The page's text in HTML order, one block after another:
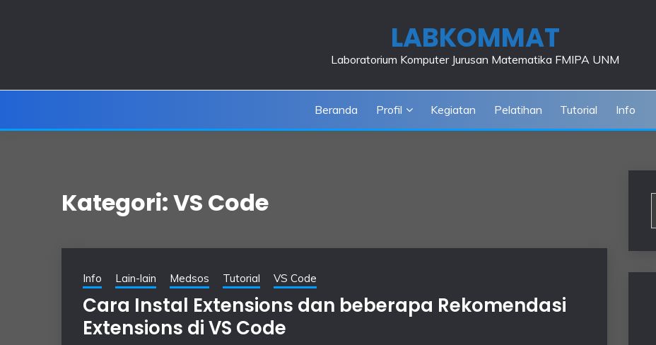
LABKOMMAT
Laboratorium Komputer Jurusan Matematika FMIPA UNM
Beranda Profil Kegiatan Pelatihan Tutorial Info
Kategori:VS Code
Info Lain-lain Medsos Tutorial VS Code
Cara Instal Extensions dan beberapa Rekomendasi
Extensions di VS Code